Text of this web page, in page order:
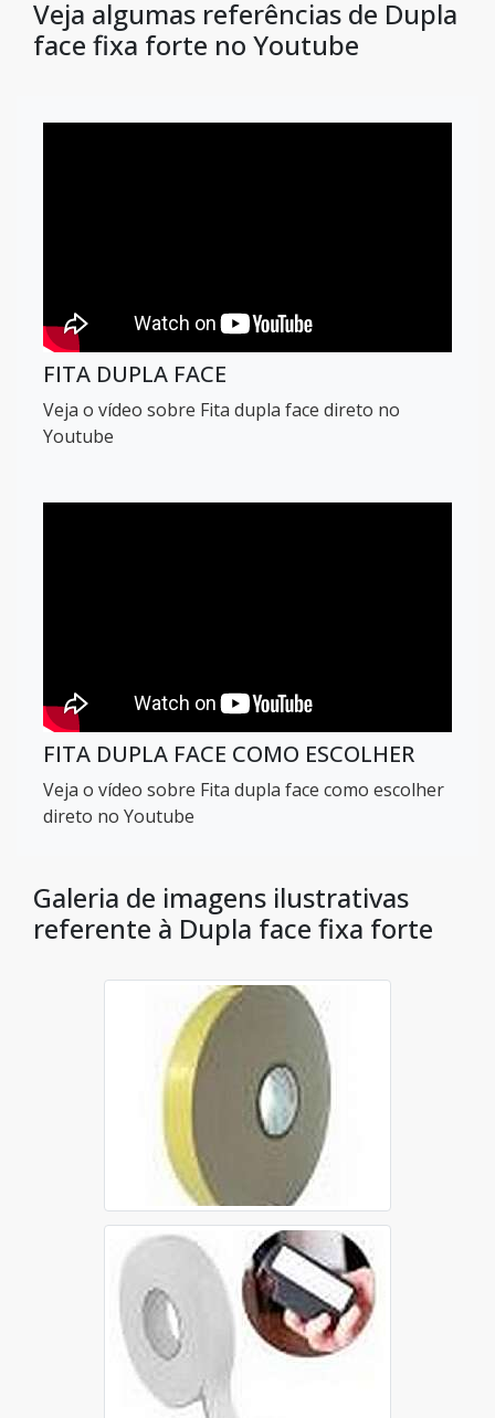
Veja algumas referências de Dupla
face fixa forte no Youtube
FITA DUPLA FACE
Veja o vídeo sobre Fita dupla face direto no
Youtube
FITA DUPLA FACE COMO ESCOLHER
Veja o vídeo sobre Fita dupla face como escolher
direto no Youtube
Galeria de imagens ilustrativas
referente à Dupla face fixa forte